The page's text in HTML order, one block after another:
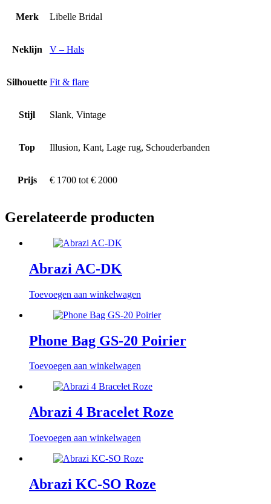
Merk Libelle Bridal
Neklijn V – Hals
Silhouette Fit & flare
Stijl Slank, Vintage
Top Illusion, Kant, Lage rug, Schouderbanden
Prijs € 1700 tot € 2000
Gerelateerde producten
Abrazi AC-DK
Toevoegen aan winkelwagen
Phone Bag GS-20 Poirier
Toevoegen aan winkelwagen
Abrazi 4 Bracelet Roze
Toevoegen aan winkelwagen
Abrazi KC-SO Roze